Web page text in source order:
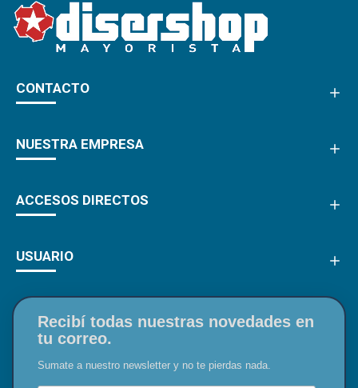
CONTACTO
NUESTRA EMPRESA
ACCESOS DIRECTOS
USUARIO
Recibí todas nuestras novedades en
tu correo.
Sumate a nuestro newsletter y no te pierdas nada.